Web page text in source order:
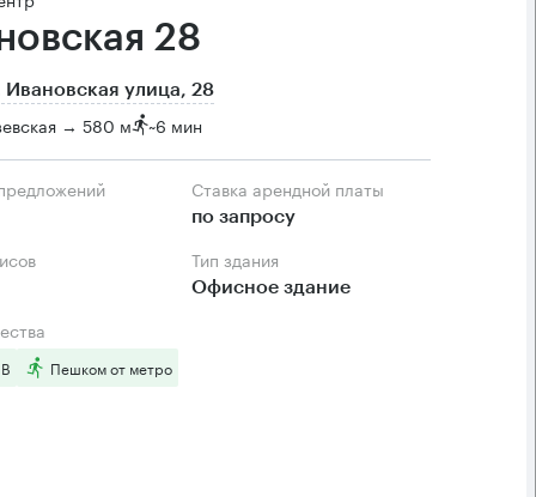
28
Ивановская улица, 28
→ 580 м ~6 мин
Ставка арендной платы
по запросу
Тип здания
Офисное здание
Пешком от метро